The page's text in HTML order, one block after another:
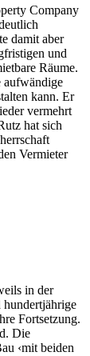
Company
damit aber
und
Räume.
aufwändige
kann. Er
vermehrt
hat sich
Vermieter
in der
Fortsetzung.
Die
‹mit beiden